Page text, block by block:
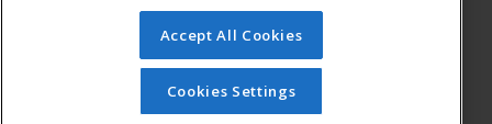
© 2026 ed2go, a division of Cengage Learning. All rights
reserved. The material on this site cannot be reproduced or
redistributed unless you have obtained prior written
permission from Cengage Learning.Privacy Policy
Accept All Cookies
Cookies Settings